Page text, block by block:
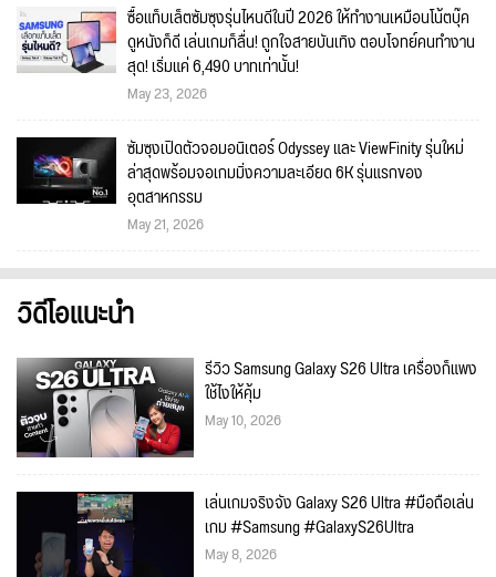
ซื้อแท็บเล็ตซัมซุงรุ่นไหนดีในปี 2026 ให้ทำงานเหมือนโน้ตบุ๊ค
ดูหนังก็ดี เล่นเกมก็ลื่น! ถูกใจสายบันเทิง ตอบโจทย์คนทำงาน
สุด! เริ่มแค่ 6,490 บาทเท่านั้น!
May 23, 2026
ซัมซุงเปิดตัวจอมอนิเตอร์ Odyssey และ ViewFinity รุ่นใหม่
ล่าสุดพร้อมจอเกมมิ่งความละเอียด 6K รุ่นแรกของ
อุตสาหกรรม
May 21, 2026
วิดีโอแนะนำ
รีวิว Samsung Galaxy S26 Ultra เครื่องก็แพง
ใช้ไงให้คุ้ม
May 10, 2026
เล่นเกมจริงจัง Galaxy S26 Ultra #มือถือเล่น
เกม #Samsung #GalaxyS26Ultra
May 8, 2026